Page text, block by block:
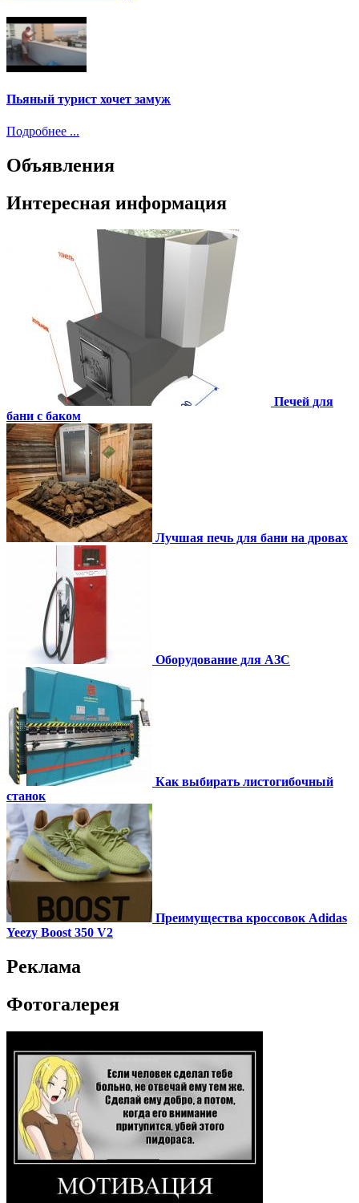
Пьяный турист хочет замуж
Подробнее ...
Объявления
Интересная информация
Печей для
бани с баком
Лучшая печь для бани на дровах
Оборудование для АЗС
Как выбирать листогибочный
станок
Преимущества кроссовок Adidas
Yeezy Boost 350 V2
Реклама
Фотогалерея